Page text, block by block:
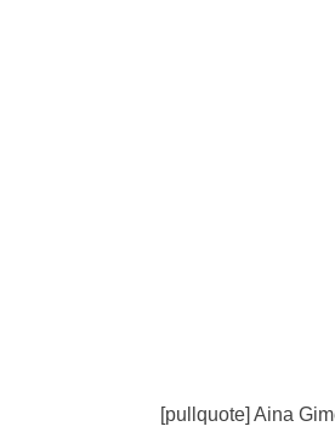
[pullquote] Aina